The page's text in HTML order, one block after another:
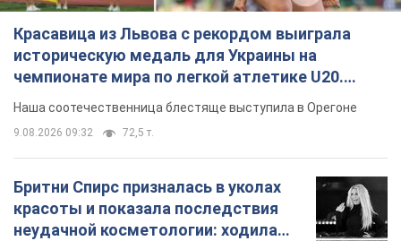
Красавица из Львова с рекордом выиграла
историческую медаль для Украины на
чемпионате мира по легкой атлетике U20.
Видео
Наша соотечественница блестяще выступила в Орегоне
9.08.2026 09:32 72,5 т.
Бритни Спирс призналась в уколах
красоты и показала последствия
неудачной косметологии: ходила